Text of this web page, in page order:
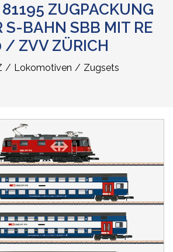
ZUGPACKUNG
S-BAHN SBB MIT RE
/ ZVV ZÜRICH
Lokomotiven Zugsets